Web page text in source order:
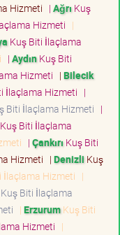
Hizmeti | Ağrı Kuş
Hizmeti |
Kuş Biti İlaçlama
| AydınKuş Biti
Hizmeti | Bilecik
İlaçlama Hizmeti |
Biti İlaçlama Hizmeti |
Kuş Biti İlaçlama
| Çankırı Kuş Biti
Hizmeti | Denizli Kuş
Hizmeti |
Kuş Biti İlaçlama
| ErzurumKuş Biti
Hizmeti |